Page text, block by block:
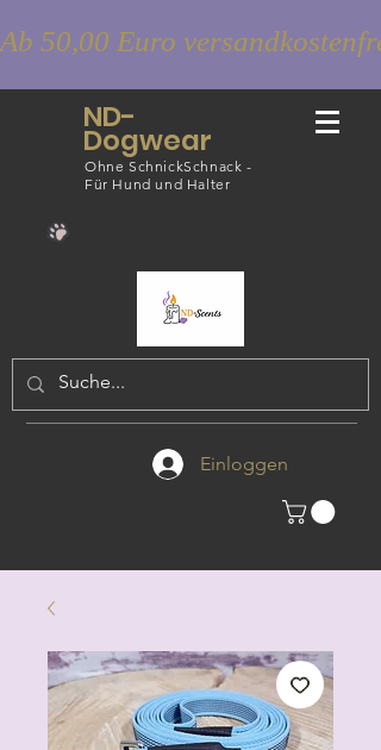
Ab 50,00 Euro versandkostenfrei
ND-
Dogwear
Ohne SchnickSchnack -
Für Hund und Halter
Einloggen